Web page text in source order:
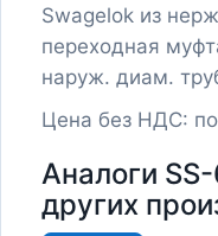
Swagelok из
переходная
наруж. диам.
Цена без НДС: по
Аналоги
других